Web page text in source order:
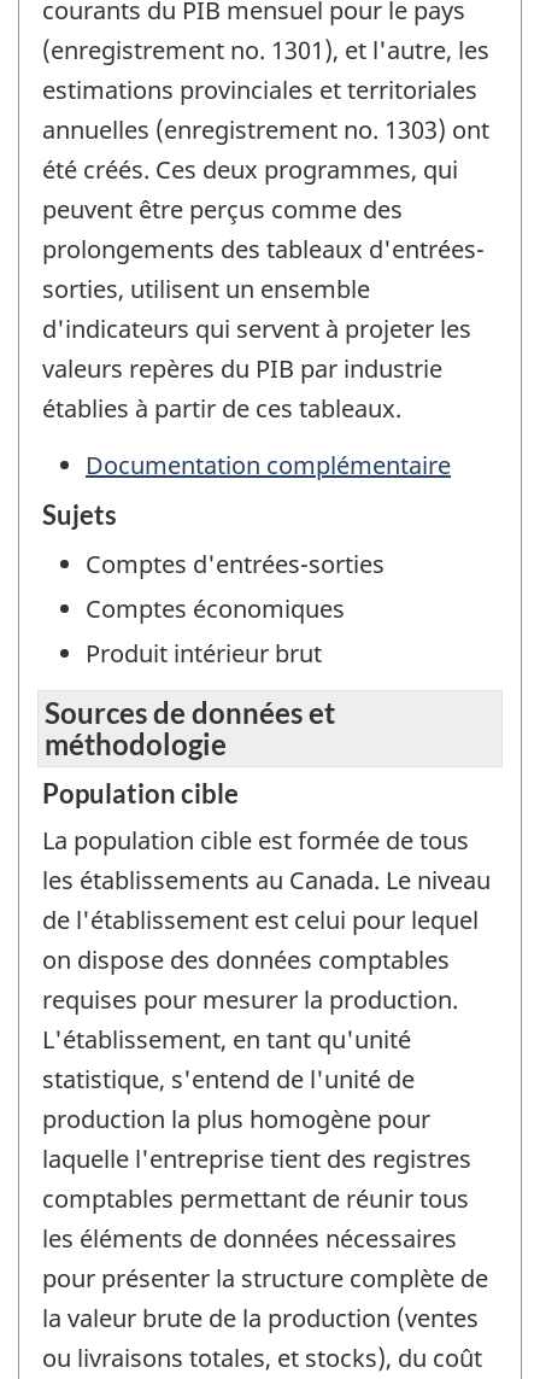
courants du PIB mensuel pour le pays
(enregistrement no. 1301), et l'autre, les
estimations provinciales et territoriales
annuelles (enregistrement no. 1303) ont
été créés. Ces deux programmes, qui
peuvent être perçus comme des
prolongements des tableaux d'entrées-
sorties, utilisent un ensemble
d'indicateurs qui servent à projeter les
valeurs repères du PIB par industrie
établies à partir de ces tableaux.
Documentation complémentaire
Sujets
Comptes d'entrées-sorties
Comptes économiques
Produit intérieur brut
Sources de données et
méthodologie
Population cible
La population cible est formée de tous
les établissements au Canada. Le niveau
de l'établissement est celui pour lequel
on dispose des données comptables
requises pour mesurer la production.
L'établissement, en tant qu'unité
statistique, s'entend de l'unité de
production la plus homogène pour
laquelle l'entreprise tient des registres
comptables permettant de réunir tous
les éléments de données nécessaires
pour présenter la structure complète de
la valeur brute de la production (ventes
ou livraisons totales, et stocks), du coût